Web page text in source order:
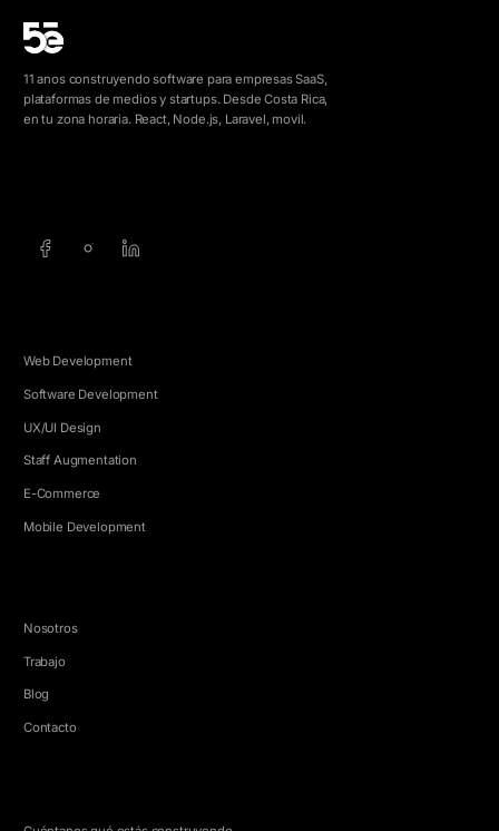
11 anos construyendo software para empresas SaaS,
plataformas de medios y startups. Desde Costa Rica,
en tu zona horaria. React, Node.js, Laravel, movil.
Web Development
Software Development
UX/UI Design
Staff Augmentation
E-Commerce
Mobile Development
Nosotros
Trabajo
Blog
Contacto